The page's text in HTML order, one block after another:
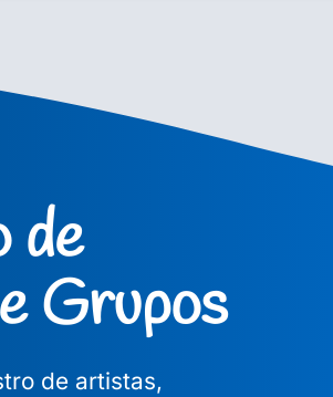
de
Grupos
de artistas,